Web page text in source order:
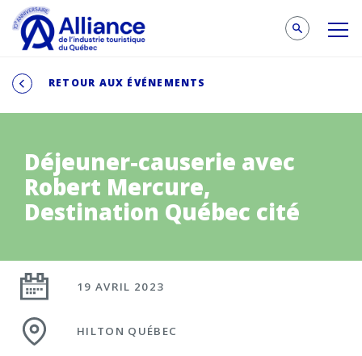
RETOUR AUX ÉVÉNEMENTS
Déjeuner-causerie avec
Robert Mercure,
Destination Québec cité
19 AVRIL 2023
HILTON QUÉBEC